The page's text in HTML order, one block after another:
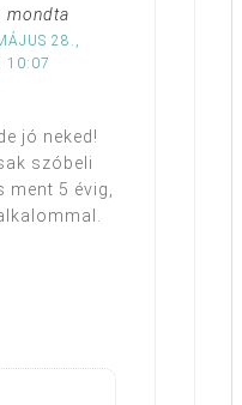
mondta
28.,
10:07
jó neked!
szóbeli
ment 5 évig,